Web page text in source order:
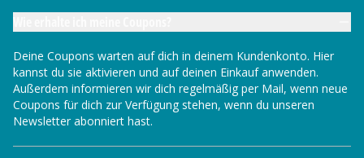
Deine Coupons warten auf dich in deinem Kundenkonto. Hier
kannst du sie aktivieren und auf deinen Einkauf anwenden.
Außerdem informieren wir dich regelmäßig per Mail, wenn neue
Coupons für dich zur Verfügung stehen, wenn du unseren
Newsletter abonniert hast.